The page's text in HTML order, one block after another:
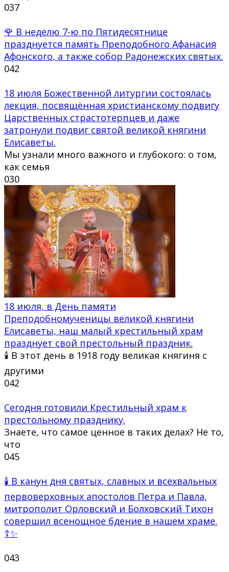
037
🌹 В неделю 7-ю по Пятидесятнице
празднуется память Преподобного Афанасия
Афонского, а также собор Радонежских святых.
042
18 июля Божественной литургии состоялась
лекция, посвящённая христианскому подвигу
Царственных страстотерпцев и даже
затронули подвиг святой великой княгини
Елисаветы.
Мы узнали много важного и глубокого: о том,
как семья
030
18 июля, в День памяти
Преподобномученицы великой княгини
Елисаветы, наш малый крестильный храм
празднует свой престольный праздник.
🕯 В этот день в 1918 году великая княгиня с
другими
042
Сегодня готовили Крестильный храм к
престольному празднику.
Знаете, что самое ценное в таких делах? Не то,
что
045
🕯 В канун дня святых, славных и всехвальных
первоверховных апостолов Петра и Павла,
митрополит Орловский и Болховский Тихон
совершил всенощное бдение в нашем храме.
☦✨
043